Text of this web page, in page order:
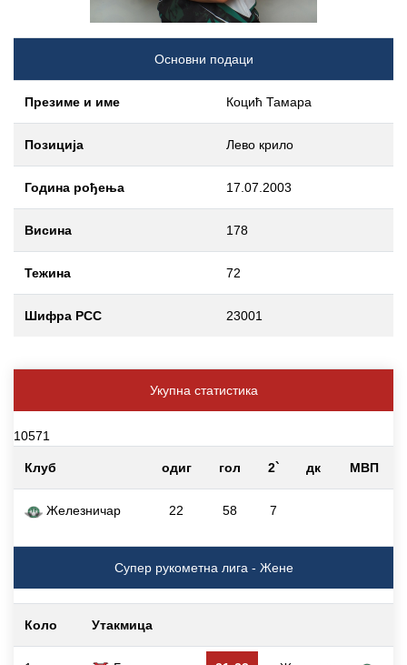
Основни подаци
Презиме и име Коцић Тамара
Позиција Лево крило
Година рођења 17.07.2003
Висина 178
Тежина 72
Шифра РСС 23001
Укупна статистика
10571
Клуб одиг гол 2` дк МВП
Железничар 22 58 7
Супер рукометна лига - Жене
Коло Утакмица